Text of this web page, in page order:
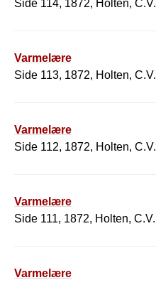
Side 114, 1872, Holten, C.V.
Varmelære
Side 113, 1872, Holten, C.V.
Varmelære
Side 112, 1872, Holten, C.V.
Varmelære
Side 111, 1872, Holten, C.V.
Varmelære